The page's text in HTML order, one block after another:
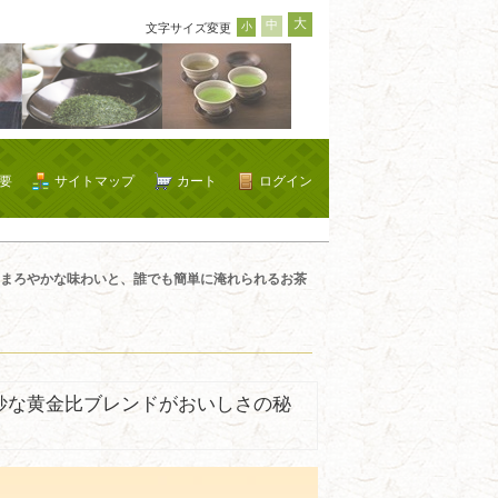
文字サイズ変更 小 中 大
ログイン
カート
サイトマップ
ろやかな味わいと、誰でも簡単に淹れられるお茶
黄金比ブレンドがおいしさの秘